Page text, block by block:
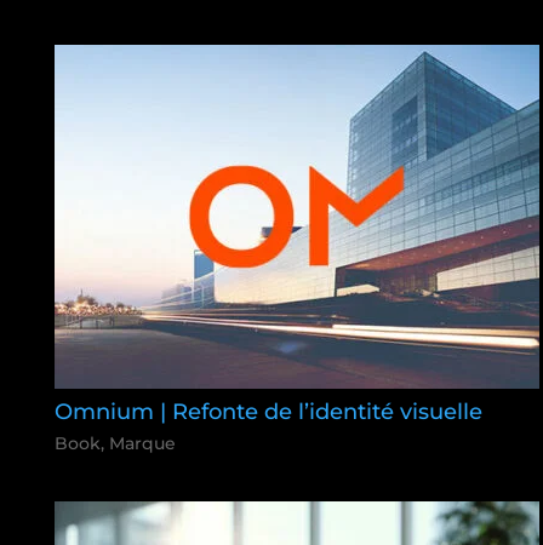
Omnium | Refonte de l’identité visuelle
Book, Marque